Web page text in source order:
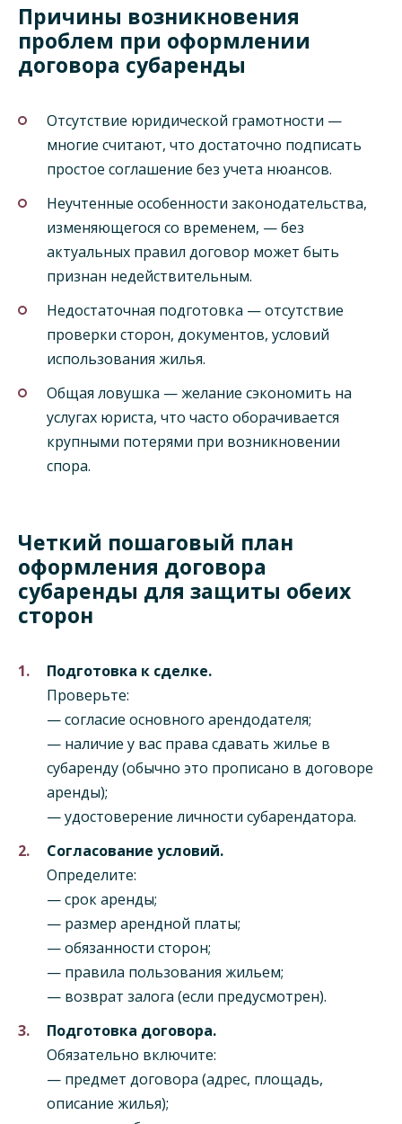
Причины возникновения
проблем при оформлении
договора субаренды
Отсутствие юридической грамотности —
многие считают, что достаточно подписать
простое соглашение без учета нюансов.
Неучтенные особенности законодательства,
изменяющегося со временем, — без
актуальных правил договор может быть
признан недействительным.
Недостаточная подготовка — отсутствие
проверки сторон, документов, условий
использования жилья.
Общая ловушка — желание сэкономить на
услугах юриста, что часто оборачивается
крупными потерями при возникновении
спора.
Четкий пошаговый план
оформления договора
субаренды для защиты обеих
сторон
Подготовка к сделке.
Проверьте:
— согласие основного арендодателя;
— наличие у вас права сдавать жилье в
субаренду (обычно это прописано в договоре
аренды);
— удостоверение личности субарендатора.
Согласование условий.
Определите:
— срок аренды;
— размер арендной платы;
— обязанности сторон;
— правила пользования жильем;
— возврат залога (если предусмотрен).
Подготовка договора.
Обязательно включите:
— предмет договора (адрес, площадь,
описание жилья);